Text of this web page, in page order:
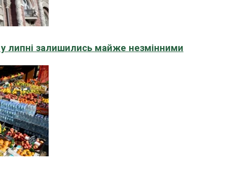
липні залишились майже незмінними